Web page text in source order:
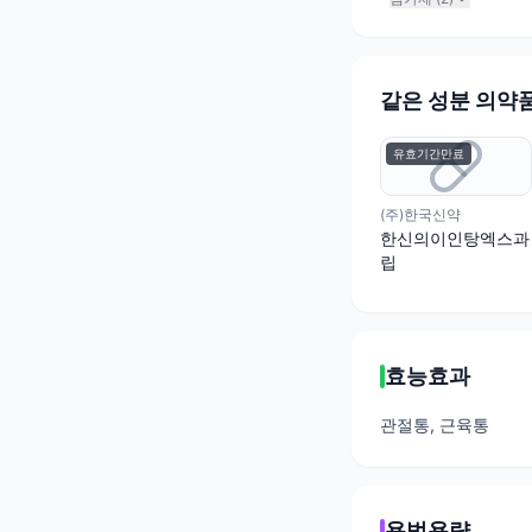
같은 성분 의약
유효기간만료
(주)한국신약
한신의이인탕엑스과
립
효능효과
관절통, 근육통